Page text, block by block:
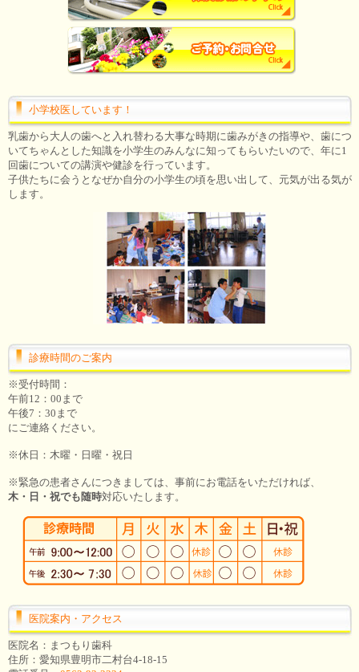
小学校医しています！
乳歯から大人の歯へと入れ替わる大事な時期に歯みがきの指導や、歯につ
いてちゃんとした知識を小学生のみんなに知ってもらいたいので、年に1
回歯についての講演や健診を行っています。
子供たちに会うとなぜか自分の小学生の頃を思い出して、元気が出る気が
します。
診療時間のご案内
※受付時間：
午前12：00まで
午後7：30まで
にご連絡ください。
※休日：木曜・日曜・祝日
※緊急の患者さんにつきましては、事前にお電話をいただければ、
木・日・祝でも随時対応いたします。
医院案内・アクセス
医院名：まつもり歯科
住所：愛知県豊明市二村台4-18-15